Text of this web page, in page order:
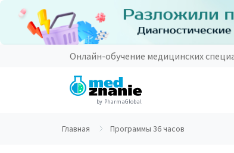
Онлайн-обучение медицинских
by PharmaGlobal
Главная Программы 36 часов